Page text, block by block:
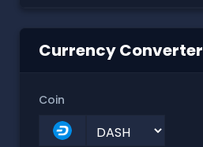
Currency Converter
Coin